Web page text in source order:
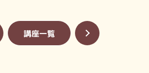
講座一覧 »